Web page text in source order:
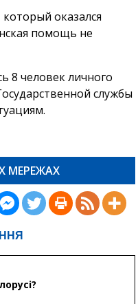
оказался
помощь не
8 человек личного
службы
МЕРЕЖАХ